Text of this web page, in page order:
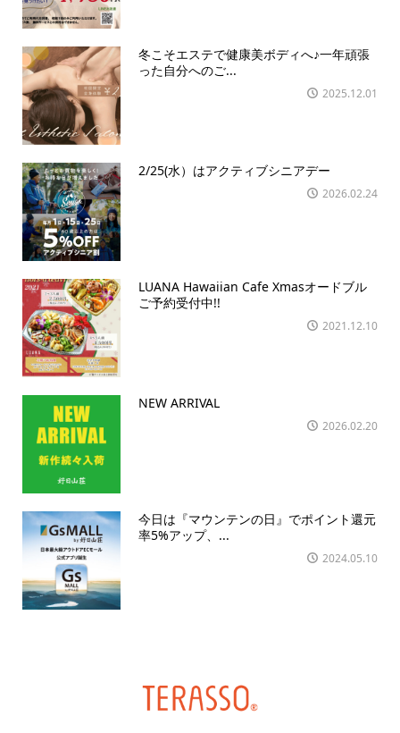
冬こそエステで健康美ボディへ♪一年頑張
った自分へのご...
2025.12.01
2/25(水）はアクティブシニアデー
2026.02.24
LUANA Hawaiian Cafe Xmasオードブル
ご予約受付中!!
2021.12.10
NEW ARRIVAL
2026.02.20
今日は『マウンテンの日』でポイント還元
率5%アップ、...
2024.05.10